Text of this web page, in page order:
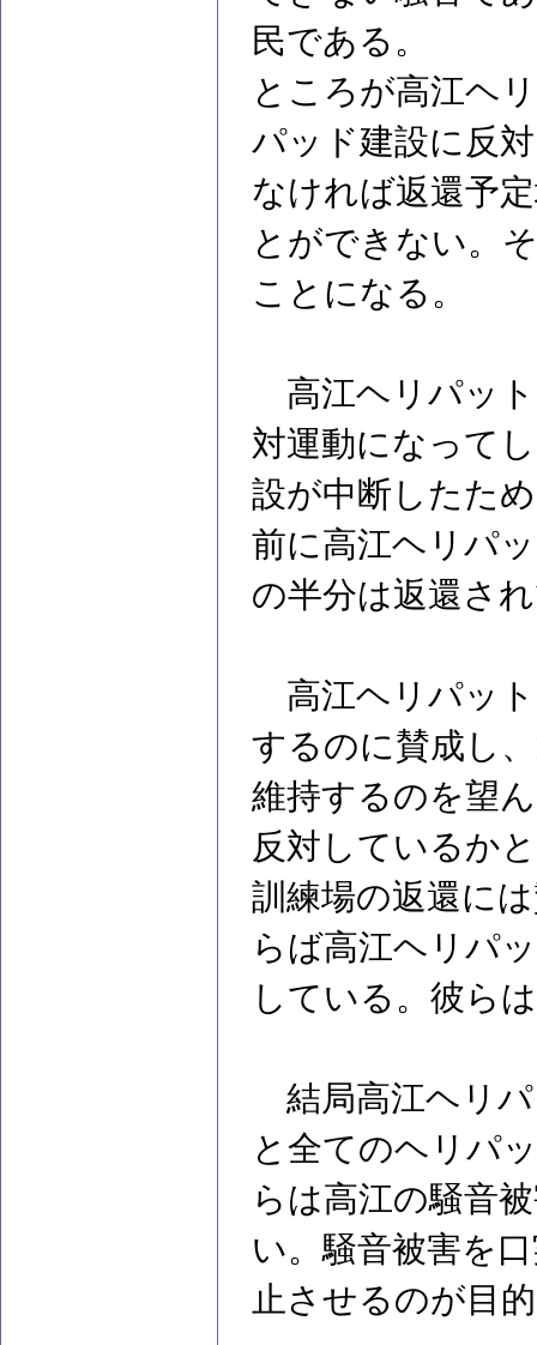
民である。
ところが高江ヘ
パッド建設に反
なければ返還予
とができない。
ことになる。
高江ヘリパット
対運動になって
設が中断したた
前に高江ヘリパ
の半分は返還さ
高江ヘリパット
するのに賛成し
維持するのを望
反対しているか
訓練場の返還に
らば高江ヘリパ
している。彼ら
結局高江ヘリパ
と全てのヘリパ
らは高江の騒音
い。騒音被害を
止させるのが目